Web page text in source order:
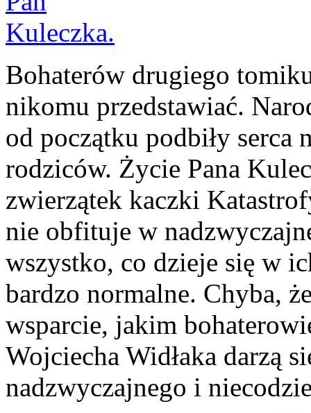
Bohaterów drugiego
nikomu przedstawiać.
od początku podbiły
rodziców. Życie Pana
zwierzątek kaczki
nie obfituje w
wszystko, co dzieje się w
bardzo normalne. Chyba,
wsparcie, jakim
Wojciecha Widłaka darzą
nadzwyczajnego i